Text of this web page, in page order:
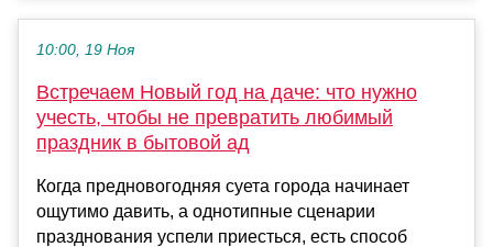
10:00, 19 Ноя
Встречаем Новый год на даче: что нужно
учесть, чтобы не превратить любимый
праздник в бытовой ад
Когда предновогодняя суета города начинает
ощутимо давить, а однотипные сценарии
празднования успели приесться, есть способ